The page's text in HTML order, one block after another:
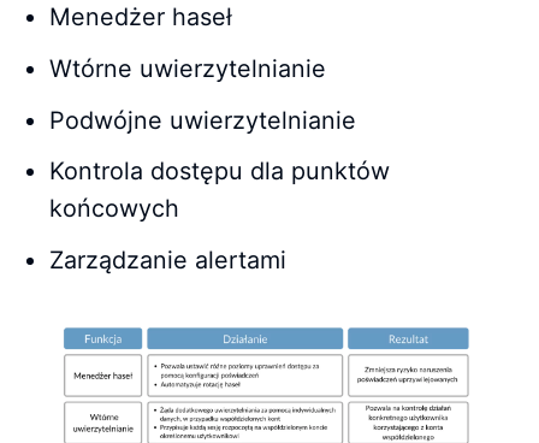
Menedżer haseł
Wtórne uwierzytelnianie
Podwójne uwierzytelnianie
Kontrola dostępu dla punktów
końcowych
Zarządzanie alertami